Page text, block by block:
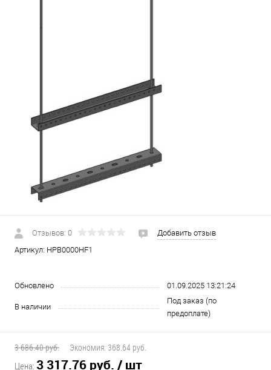
Отзывов: 0
Добавить отзыв
Артикул: HPB0000HF1
Обновлено 01.09.2025 13:21:24
В наличии
Под заказ (по
предоплате)
3 686.40 руб. Экономия: 368.64 руб.
Цена: 3 317.76 руб. / шт